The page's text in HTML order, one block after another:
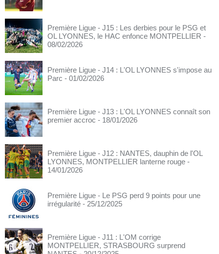
Première Ligue - J15 : Les derbies pour le PSG et
OL LYONNES, le HAC enfonce MONTPELLIER -
08/02/2026
Première Ligue - J14 : L'OL LYONNES s'impose au
Parc - 01/02/2026
Première Ligue - J13 : L'OL LYONNES connaît son
premier accroc - 18/01/2026
Première Ligue - J12 : NANTES, dauphin de l'OL
LYONNES, MONTPELLIER lanterne rouge -
14/01/2026
Première Ligue - Le PSG perd 9 points pour une
irrégularité - 25/12/2025
Première Ligue - J11 : L'OM corrige
MONTPELLIER, STRASBOURG surprend